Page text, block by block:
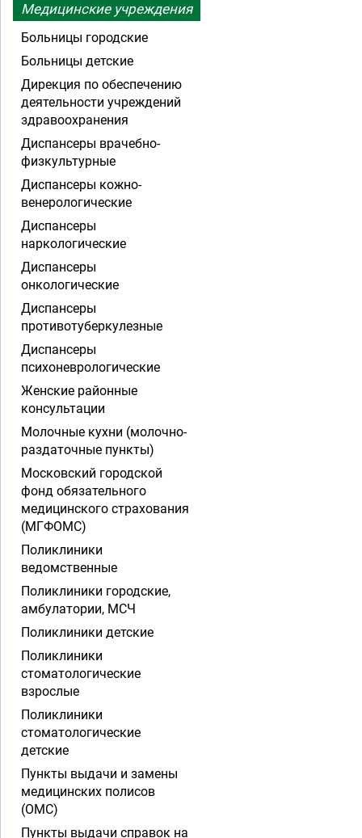
Медицинские учреждения
Больницы городские
Больницы детские
Дирекция по обеспечению
деятельности учреждений
здравоохранения
Диспансеры врачебно-
физкультурные
Диспансеры кожно-
венерологические
Диспансеры
наркологические
Диспансеры
онкологические
Диспансеры
противотуберкулезные
Диспансеры
психоневрологические
Женские районные
консультации
Молочные кухни (молочно-
раздаточные пункты)
Московский городской
фонд обязательного
медицинского страхования
(МГФОМС)
Поликлиники
ведомственные
Поликлиники городские,
амбулатории, МСЧ
Поликлиники детские
Поликлиники
стоматологические
взрослые
Поликлиники
стоматологические
детские
Пункты выдачи и замены
медицинских полисов
(ОМС)
Пункты выдачи справок на